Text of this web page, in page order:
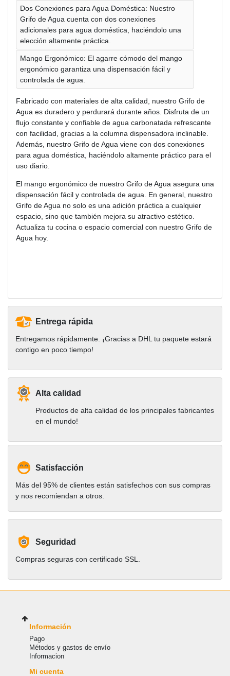
Dos Conexiones para Agua Doméstica: Nuestro
Grifo de Agua cuenta con dos conexiones
adicionales para agua doméstica, haciéndolo una
elección altamente práctica.
Mango Ergonómico: El agarre cómodo del mango
ergonómico garantiza una dispensación fácil y
controlada de agua.
Fabricado con materiales de alta calidad, nuestro Grifo de
Agua es duradero y perdurará durante años. Disfruta de un
flujo constante y confiable de agua carbonatada refrescante
con facilidad, gracias a la columna dispensadora inclinable.
Además, nuestro Grifo de Agua viene con dos conexiones
para agua doméstica, haciéndolo altamente práctico para el
uso diario.
El mango ergonómico de nuestro Grifo de Agua asegura una
dispensación fácil y controlada de agua. En general, nuestro
Grifo de Agua no solo es una adición práctica a cualquier
espacio, sino que también mejora su atractivo estético.
Actualiza tu cocina o espacio comercial con nuestro Grifo de
Agua hoy.
Entrega rápida
Entregamos rápidamente. ¡Gracias a DHL tu paquete estará
contigo en poco tiempo!
Alta calidad
Productos de alta calidad de los principales fabricantes
en el mundo!
Satisfacción
Más del 95% de clientes están satisfechos con sus compras
y nos recomiendan a otros.
Seguridad
Compras seguras con certificado SSL.
Información
Pago
Métodos y gastos de envío
Informacion
Mi cuenta